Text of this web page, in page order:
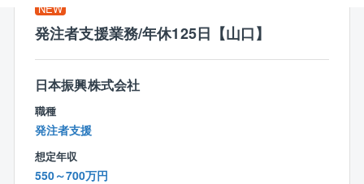
NEW
発注者支援業務/年休125日【山口】
日本振興株式会社
職種
発注者支援
想定年収
550～700万円